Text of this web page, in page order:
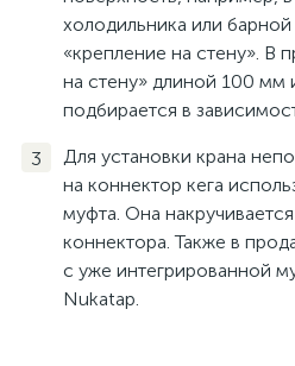
холодильника или
«крепление на стену». В
на стену» длиной 100 мм
подбирается в
Для установки крана
на коннектор кега
муфта. Она
коннектора. Также в
с уже интегрированной
Nukatap.